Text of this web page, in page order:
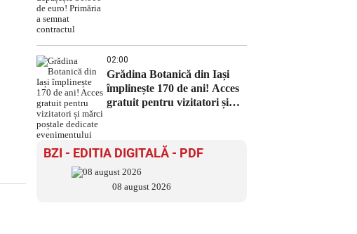
02:00
Grădina Botanică din Iași
împlinește 170 de ani! Acces
gratuit pentru vizitatori și
BZI - EDITIA DIGITALĂ - PDF
08 august 2026